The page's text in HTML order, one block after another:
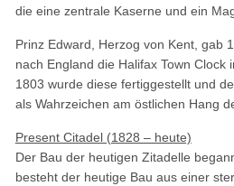
die eine zentrale Kaserne und ein
Prinz Edward, Herzog von Kent, gab
nach England die Halifax Town Clock
1803 wurde diese fertiggestellt und
als Wahrzeichen am östlichen Hang
Present Citadel (1828 – heute)
Der Bau der heutigen Zitadelle
besteht der heutige Bau aus einer